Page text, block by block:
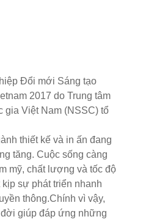
Đổi mới Sáng tạo
2017 do Trung tâm
gia Việt Nam (NSSC) tổ
thiết kế và in ấn đang
tăng. Cuộc sống càng
mỹ, chất lượng và tốc độ
sự phát triển nhanh
thông.Chính vì vậy,
giúp đáp ứng những